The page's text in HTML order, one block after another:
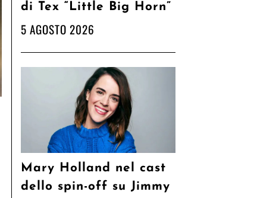
di Tex “Little Big Horn”
5 AGOSTO 2026
Mary Holland nel cast
dello spin-off su Jimmy